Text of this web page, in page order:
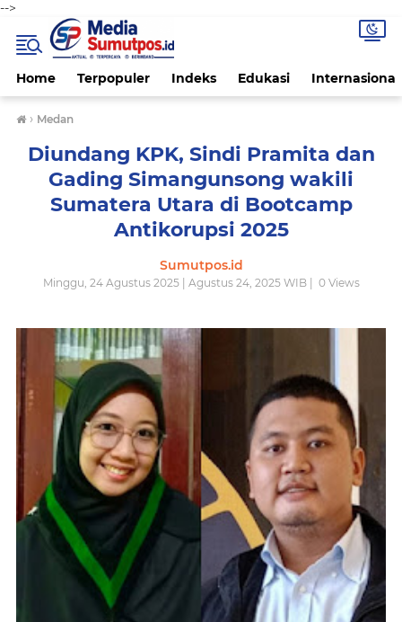
-->
Home Terpopuler Indeks Edukasi Internasional
› Medan
Diundang KPK, Sindi Pramita dan
Gading Simangunsong wakili
Sumatera Utara di Bootcamp
Antikorupsi 2025
Sumutpos.id
Minggu, 24 Agustus 2025 | Agustus 24, 2025 WIB | 0Views